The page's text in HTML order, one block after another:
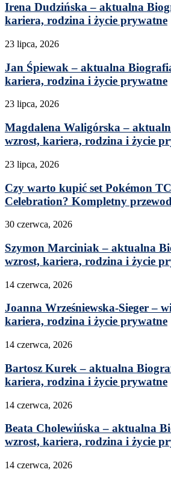
Irena Dudzińska – aktualna
kariera, rodzina i życie prywatne
23 lipca, 2026
Jan Śpiewak – aktualna
kariera, rodzina i życie prywatne
23 lipca, 2026
Magdalena Waligórska –
wzrost, kariera, rodzina i życie
23 lipca, 2026
Czy warto kupić set Pokémon
Celebration? Kompletny
30 czerwca, 2026
Szymon Marciniak – aktualna
wzrost, kariera, rodzina i życie
14 czerwca, 2026
Joanna Wrześniewska-Sieger –
kariera, rodzina i życie prywatne
14 czerwca, 2026
Bartosz Kurek – aktualna
kariera, rodzina i życie prywatne
14 czerwca, 2026
Beata Cholewińska – aktualna
wzrost, kariera, rodzina i życie
14 czerwca, 2026